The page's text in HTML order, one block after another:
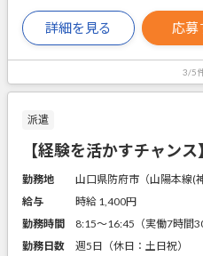
詳細を見る 応募
3/5
派遣
【経験を活かすチャン
勤務地
山口県防府市（山陽本線(
給与
時給 1,400円
勤務時間
8:15～16:45（実働7時間30
勤務日数
週5日（休日：土日祝）